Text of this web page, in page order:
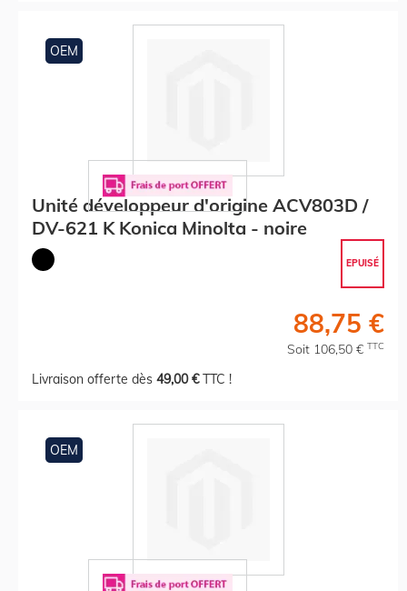
OEM
Unité développeur d'origine ACV803D /
DV-621 K Konica Minolta - noire
EPUISÉ
88,75 €
Soit 106,50 € TTC
Livraison offerte dès 49,00 €TTC !
OEM